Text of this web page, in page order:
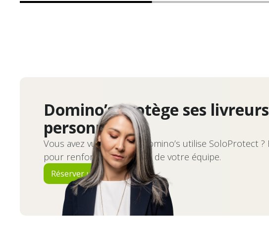
Domino’s protège ses
personnel
Vous avez vu comment Domino’s utilise SoloProtect
pour renforcer la sécurité de votre équipe.
Réserver une démo